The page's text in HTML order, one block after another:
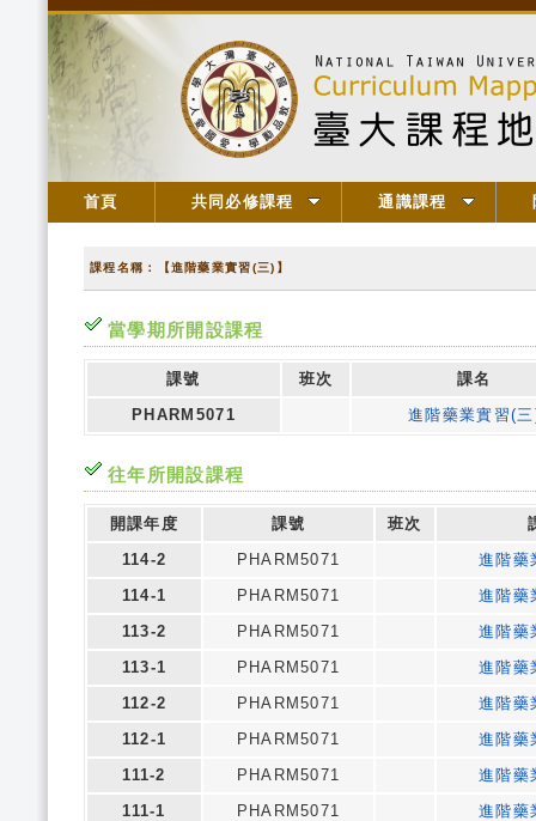
首頁 共同必修課程 通識課程
課程名稱：【進階藥業實習(三)】
當學期所開設課程
課號 班次
課名
PHARM5071
進階藥業實習(
往年所開設課程
開課年度 課號 班次
114-2
PHARM5071
進階藥
114-1
PHARM5071
進階藥
113-2
PHARM5071
進階藥
113-1
PHARM5071
進階藥
112-2
PHARM5071
進階藥
112-1
PHARM5071
進階藥
111-2
PHARM5071
進階藥
111-1
PHARM5071
進階藥